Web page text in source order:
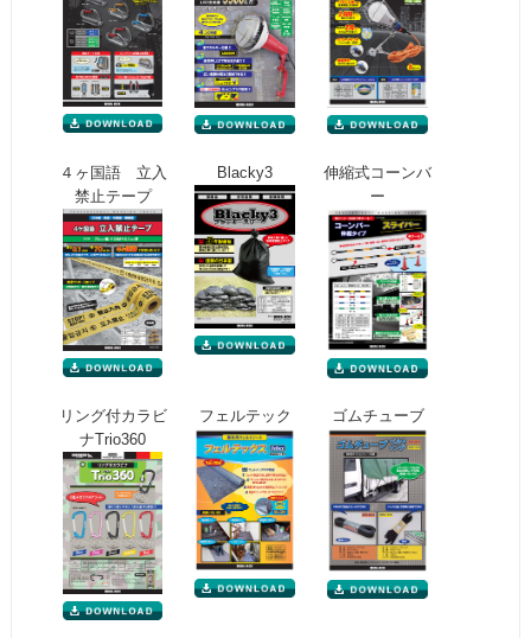
４ヶ国語 立入
禁止テープ
Blacky3
伸縮式コーンバ
ー
リング付カラビ
ナTrio360
フェルテック ゴムチューブ